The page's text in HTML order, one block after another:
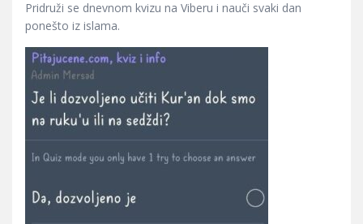
Pridruži se dnevnom kvizu na Viberu i nauči svaki dan
ponešto iz islama.